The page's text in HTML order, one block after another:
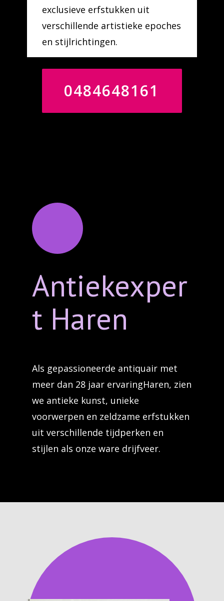
exclusieve erfstukken uit
verschillende artistieke epoches
en stijlrichtingen.
0484648161
Antiekexper
t Haren
Als gepassioneerde antiquair met
meer dan 28 jaar ervaringHaren, zien
we antieke kunst, unieke
voorwerpen en zeldzame erfstukken
uit verschillende tijdperken en
stijlen als onze ware drijfveer.